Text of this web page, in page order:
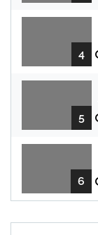
4
5
6